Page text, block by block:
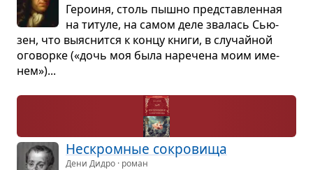
Геро­иня, столь пышно пред­став­лен­ная
на титуле, на самом деле зва­лась Сью­
зен, что выяс­нится к концу книги, в слу­чай­ной
ого­ворке («дочь моя была наре­чена моим име­
нем»)...
Нескром­ные сокро­вища
Дени Дидро · роман